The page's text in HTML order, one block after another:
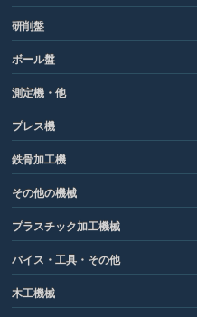
研削盤
ボール盤
測定機・他
プレス機
鉄骨加工機
その他の機械
プラスチック加工機械
バイス・工具・その他
木工機械